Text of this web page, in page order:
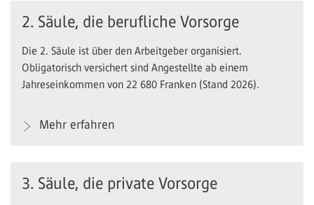
2. Säule, die berufliche Vorsorge
Die 2. Säule ist über den Arbeitgeber organisiert.
Obligatorisch versichert sind Angestellte ab einem
Jahreseinkommen von 22 680 Franken (Stand 2026).
Mehr erfahren
3. Säule, die private Vorsorge